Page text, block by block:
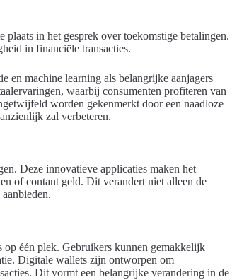
in het gesprek over toekomstige betalingen.
in financiële transacties.
en machine learning als belangrijke aanjagers
waarbij consumenten profiteren van
worden gekenmerkt door een naadloze
zal verbeteren.
Deze innovatieve applicaties maken het
of contant geld. Dit verandert niet alleen de
op één plek. Gebruikers kunnen gemakkelijk
Digitale wallets zijn ontworpen om
Dit vormt een belangrijke verandering in de